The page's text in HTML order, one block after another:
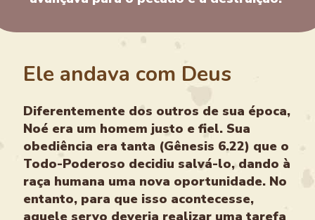
Ele andava com Deus
Diferentemente dos outros de sua época,
Noé era um homem justo e fiel. Sua
obediência era tanta (Gênesis 6.22) que o
Todo-Poderoso decidiu salvá-lo, dando à
raça humana uma nova oportunidade. No
entanto, para que isso acontecesse,
aquele servo deveria realizar uma tarefa